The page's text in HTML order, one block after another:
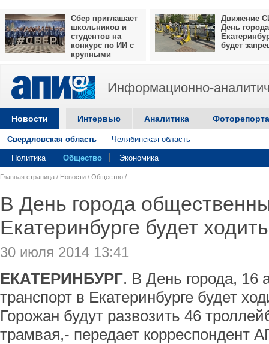
Сбер приглашает
школьников и
студентов на
конкурс по ИИ с
крупными
Движение
День города
будет
Информационно-
Новости Интервью Аналитика
Свердловская область Челябинская область
Политика Общество Экономика
Главная страница / Новости / Общество /
В День города
Екатеринбурге будет
30 июля 2014 13:41
ЕКАТЕРИНБУРГ. В День города, 16
транспорт в Екатеринбурге будет
Горожан будут развозить 46
трамвая,- передает корреспондент